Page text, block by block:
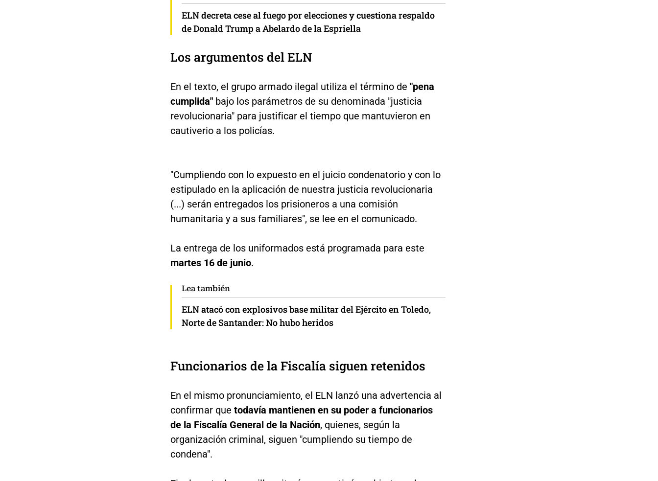
ELN decreta cese al fuego por elecciones y cuestiona respaldo
de Donald Trump a Abelardo de la Espriella
Los argumentos del ELN
En el texto, el grupo armado ilegal utiliza el término de "pena
cumplida"bajo los parámetros de su denominada "justicia
revolucionaria" para justificar el tiempo que mantuvieron en
cautiverio a los policías.
"Cumpliendo con lo expuesto en el juicio condenatorio y con lo
estipulado en la aplicación de nuestra justicia revolucionaria
(...) serán entregados los prisioneros a una comisión
humanitaria y a sus familiares", se lee en el comunicado.
La entrega de los uniformados está programada para este
martes 16 de junio.
Lea también
ELN atacó con explosivos base militar del Ejército en Toledo,
Norte de Santander: No hubo heridos
Funcionarios de la Fiscalía siguen retenidos
En el mismo pronunciamiento, el ELN lanzó una advertencia al
confirmar que todavía mantienen en su poder a funcionarios
de la Fiscalía General de la Nación, quienes, según la
organización criminal, siguen "cumpliendo su tiempo de
condena".